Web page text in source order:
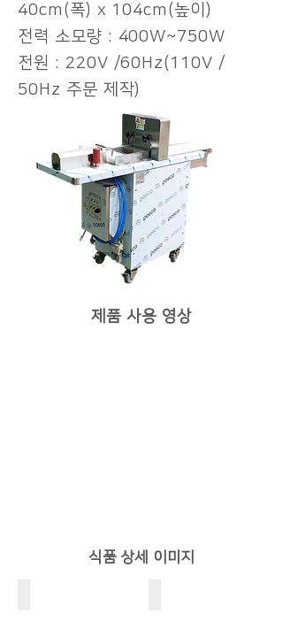
40cm(폭) x 104cm(높이)
전력 소모량 : 400W~750W
전원 : 220V /60Hz(110V /
50Hz 주문 제작)
제품 사용 영상
​식품 상세 이미지